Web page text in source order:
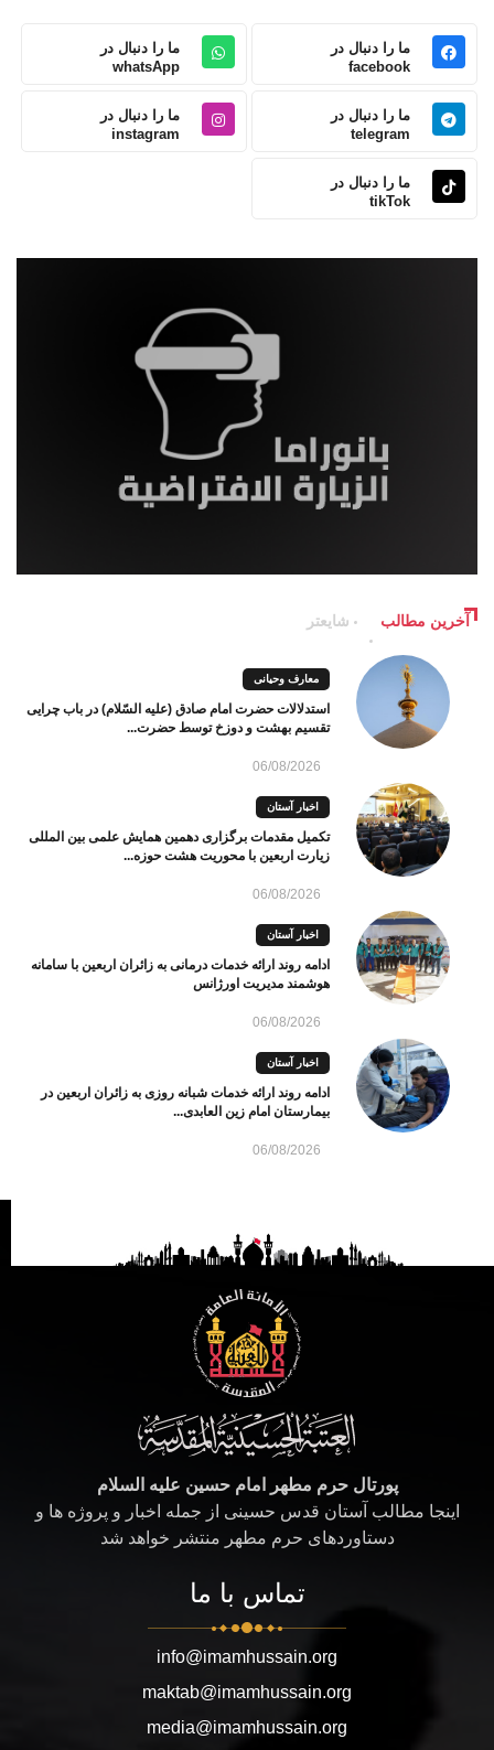
ما را دنبال در
facebook
ما را دنبال در
whatsApp
ما را دنبال در
telegram
ما را دنبال در
instagram
ما را دنبال در
tikTok
آخرین مطالب شایعتر
معارف وحیانی
استدلالات حضرت امام صادق (علیه السّلام) در باب چرایی
تقسیم بهشت و دوزخ توسط حضرت...
06/08/2026
اخبار آستان
تکمیل مقدمات برگزاری دهمین همایش علمی بین المللی
زیارت اربعین با محوریت هشت حوزه...
06/08/2026
اخبار آستان
ادامه روند ارائه خدمات درمانی به زائران اربعین با سامانه
هوشمند مدیریت اورژانس
06/08/2026
اخبار آستان
ادامه روند ارائه خدمات شبانه روزی به زائران اربعین در
بیمارستان امام زین العابدی...
06/08/2026
پورتال حرم مطهر امام حسین علیه السلام
اینجا مطالب آستان قدس حسینی از جمله اخبار و پروژه ها و
دستاوردهای حرم مطهر منتشر خواهد شد
تماس با ما
info@imamhussain.org
maktab@imamhussain.org
media@imamhussain.org